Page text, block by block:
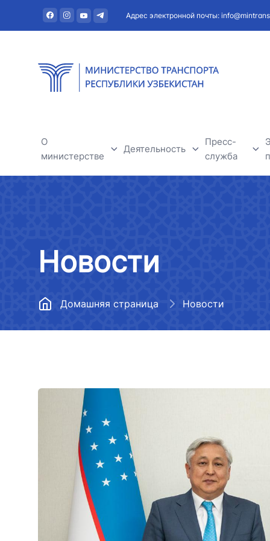
Адрес электронной почты:
О
министерстве
Структура
Территориальные управления
Вакансии
Открытые данные
Противодействие коррупции
Регламент работы с
обращениями о коррупции
Открытые данные в
Деятельность
Железнодорожный транспорт
Метрополитен
Развитие дорожного
инцидентов
Ответы на часто задаваемые
вопросы
Аттестация сотрудников
Пресс-
служба
информации
транспорта
СМИ
Перечень
транспорта
Новости
Домашняя страница Новости